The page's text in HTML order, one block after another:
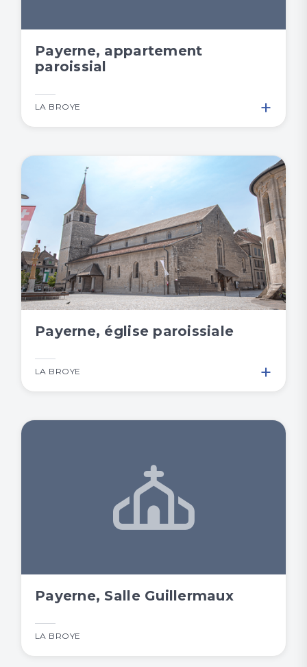
Payerne, appartement
paroissial
LA BROYE +
Payerne, église paroissiale
LA BROYE +
Payerne, Salle Guillermaux
LA BROYE